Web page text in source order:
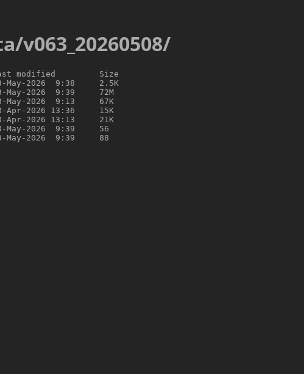
v063_20260508/
modified         Size
May-2026  9:38     2.5K
May-2026  9:39     72M
May-2026  9:13     67K
Apr-2026 13:36     15K
Apr-2026 13:13     21K
May-2026  9:39     56